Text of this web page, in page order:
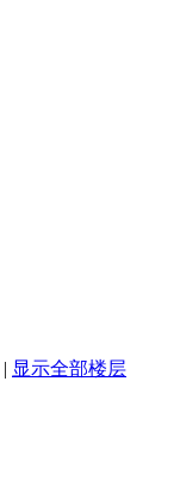
| 显示全部楼层